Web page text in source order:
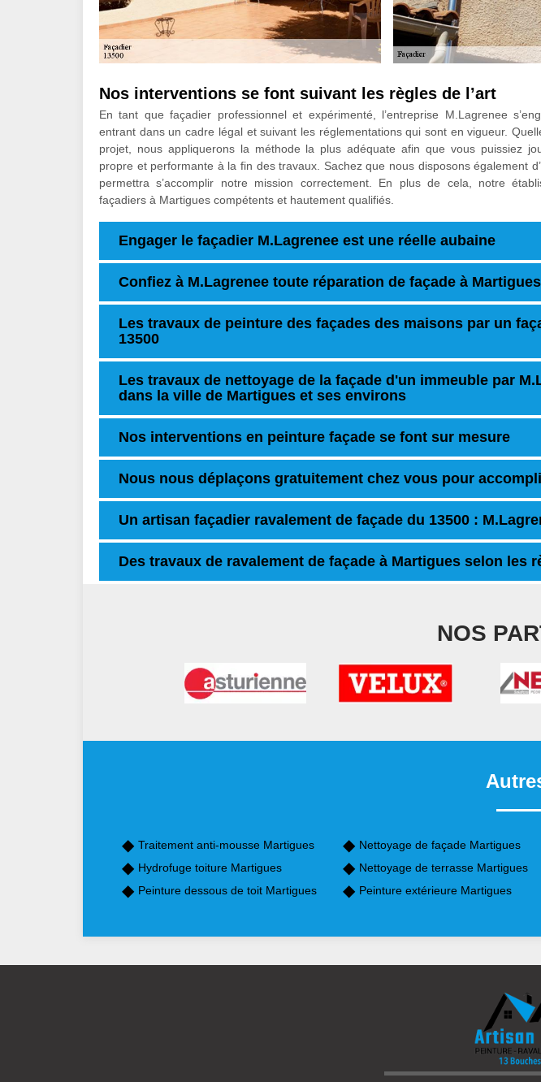
Nos interventions se font suivant les règles de l’art
En tant que façadier professionnel et expérimenté, l’entreprise M.Lagrenee
entrant dans un cadre légal et suivant les réglementations qui sont en vigueur.
projet, nous appliquerons la méthode la plus adéquate afin que vous puissiez
propre et performante à la fin des travaux. Sachez que nous disposons également
permettra s’accomplir notre mission correctement. En plus de cela, notre
façadiers à Martigues compétents et hautement qualifiés.
Engager le façadier M.Lagrenee est une réelle aubaine
Confiez à M.Lagrenee toute réparation de façade à Martigues
Les travaux de peinture des façades des maisons par un
13500
Les travaux de nettoyage de la façade d'un immeuble par
dans la ville de Martigues et ses environs
Nos interventions en peinture façade se font sur mesure
Nous nous déplaçons gratuitement chez vous pour
Un artisan façadier ravalement de façade du 13500 :
Des travaux de ravalement de façade à Martigues selon les
NOS
Traitement anti-mousse Martigues
Hydrofuge toiture Martigues
Peinture dessous de toit Martigues
Nettoyage de façade Martigues
Nettoyage de terrasse Martigues
Peinture extérieure Martigues